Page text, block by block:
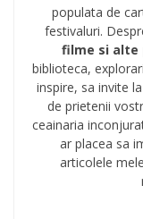
populata de
festivaluri.
filme si alte
biblioteca,
inspire, sa invite
de prietenii
ceainaria
ar placea sa
articolele